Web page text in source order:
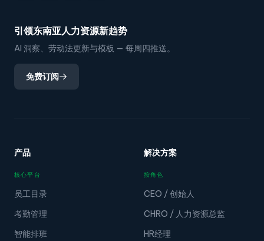
引领东南亚人力资源新趋势
AI 洞察、劳动法更新与模板 — 每周四推送。
免费订阅
产品
核心平台
员工目录
考勤管理
智能排班
解决方案
按角色
CEO / 创始人
CHRO / 人力资源总监
HR经理